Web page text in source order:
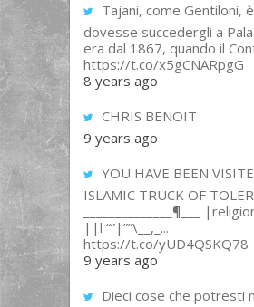
Tajani, come Gentiloni,
dovesse succedergli a
era dal 1867, quando il
https://t.co/x5gCNARpgG
8 years ago
CHRIS BENOIT
9 years ago
YOU HAVE BEEN
ISLAMIC TRUCK OF
______________¶___
||l “”|””\__,_...
https://t.co/yUD4QSKQ78
9 years ago
Dieci cose che potresti